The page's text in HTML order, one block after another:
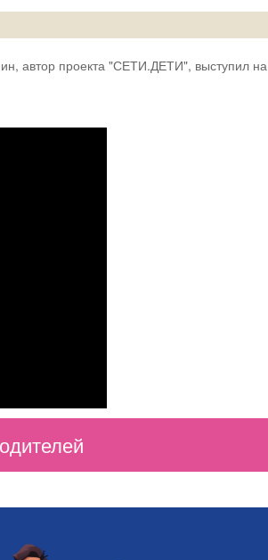
автор проекта "СЕТИ.ДЕТИ", выступил на